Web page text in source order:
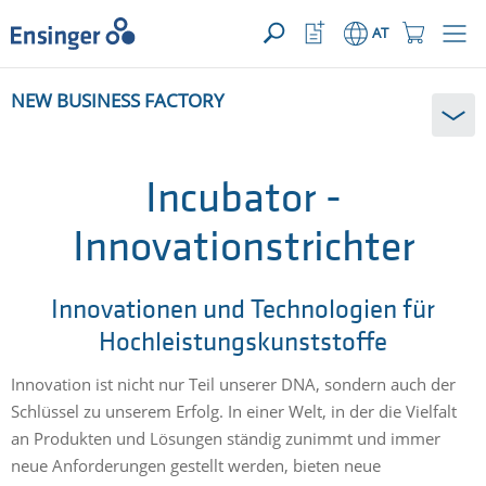
IHRE ANFRAGE ({{productCount}} Produkte)ÖFFNEN
home_logo_aria AT
können
NEW BUSINESS FACTORY
Incubator -
Innovationstrichter
Innovationen und Technologien für
Hochleistungskunststoffe
Innovation ist nicht nur Teil unserer DNA, sondern auch der
Schlüssel zu unserem Erfolg. In einer Welt, in der die Vielfalt
an Produkten und Lösungen ständig zunimmt und immer
neue Anforderungen gestellt werden, bieten neue